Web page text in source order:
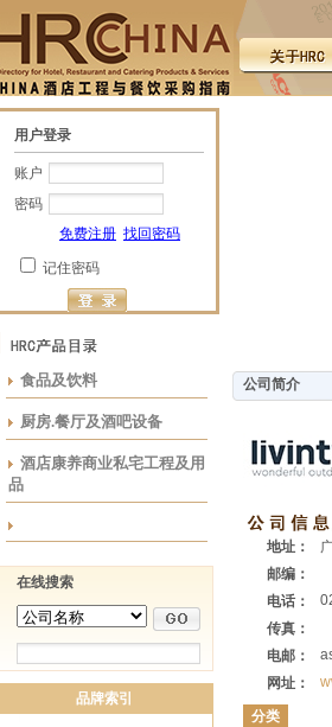
用户登录
账户
密码
免费注册 找回密码
记住密码
食品及饮料
厨房.餐厅及酒吧设备
酒店康养商业私宅工程及用
品
在线搜索
品牌索引
公司简介
地址：
邮编：
电话：
传真：
电邮：
网址：
分类